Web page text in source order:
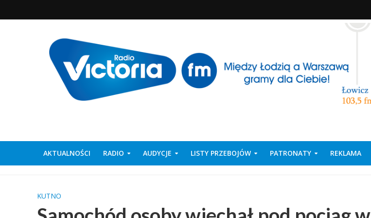
AKTUALNOŚCI RADIO AUDYCJE LISTY PRZEBOJÓW PATRONATY REKLAMA
KUTNO